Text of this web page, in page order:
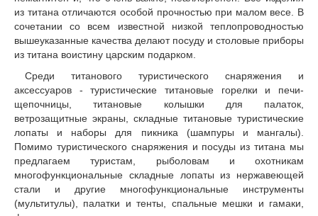
из титана отличаются особой прочностью при малом весе. В
сочетании со всем известной низкой теплопроводностью
вышеуказанные качества делают посуду и столовые приборы
из титана воистину царским подарком.
Среди титанового туристического снаряжения и
аксессуаров - туристические титановые горелки и печи-
щепочницы, титановые колышки для палаток,
ветрозащитные экраны, складные титановые туристические
лопаты и наборы для пикника (шампуры и мангалы).
Помимо туристического снаряжения и посуды из титана мы
предлагаем туристам, рыболовам и охотникам
многофункциональные складные лопаты из нержавеющей
стали и другие многофункциональные инструменты
(мультитулы), палатки и тенты, спальные мешки и гамаки,